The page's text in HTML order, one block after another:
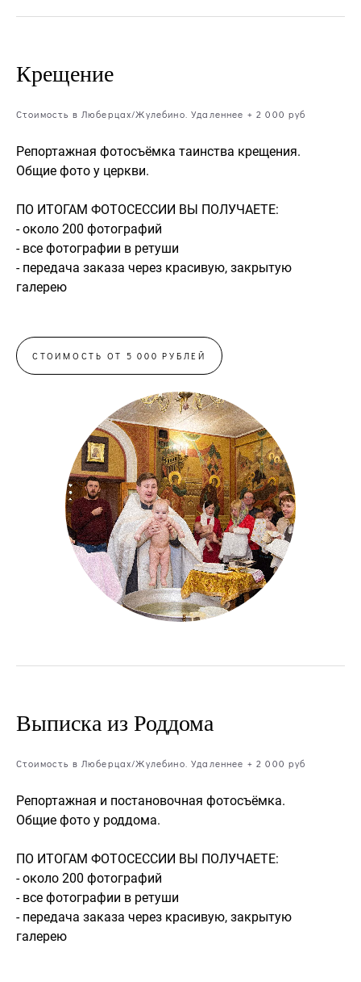
Крещение
Стоимость в Люберцах/Жулебино. Удаленнее + 2 000 руб
Репортажная фотосъёмка таинства крещения.
Общие фото у церкви.
ПО ИТОГАМ ФОТОСЕССИИ ВЫ ПОЛУЧАЕТЕ:
- около 200 фотографий
- все фотографии в ретуши
- передача заказа через красивую, закрытую
галерею
СТОИМОСТЬ ОТ 5 000 РУБЛЕЙ
Выписка из Роддома
Стоимость в Люберцах/Жулебино. Удаленнее + 2 000 руб
Репортажная и постановочная фотосъёмка.
Общие фото у роддома.
ПО ИТОГАМ ФОТОСЕССИИ ВЫ ПОЛУЧАЕТЕ:
- около 200 фотографий
- все фотографии в ретуши
- передача заказа через красивую, закрытую
галерею